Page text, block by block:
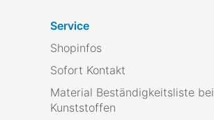
Service
Shopinfos
Sofort Kontakt
Material Beständigkeitsliste bei
Kunststoffen